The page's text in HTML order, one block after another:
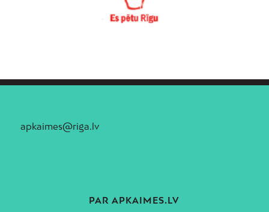
apkaimes@riga.lv
PAR APKAIMES.LV